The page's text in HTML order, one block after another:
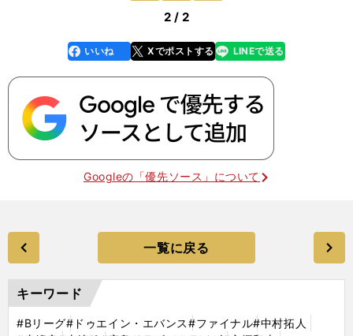
2 / 2
faceboo
k
いいね Xでポストする
line LINEで送る
Googleの「優先ソース」について
一覧に戻る
キーワード
#Bリーグ#ドゥエイン・エバンス#ファイナル#中村拓人